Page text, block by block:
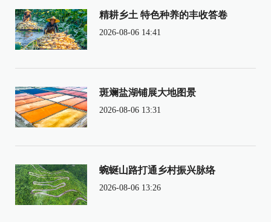
精耕乡土 特色种养的丰收答卷
2026-08-06 14:41
斑斓盐湖铺展大地图景
2026-08-06 13:31
蜿蜒山路打通乡村振兴脉络
2026-08-06 13:26